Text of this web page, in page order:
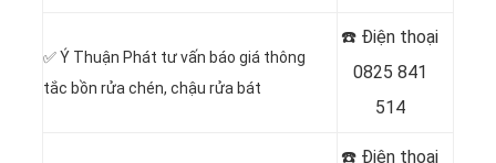
✅ Ý Thuận Phát tư vấn báo giá thông
tắc bồn rửa chén, chậu rửa bát
☎️ Điện thoại
0825 841
514
☎️ Điện thoại